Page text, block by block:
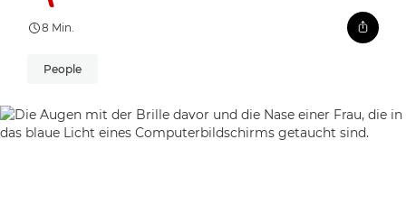
8 Min.
People